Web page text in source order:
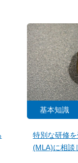
基本知識
特別な研修
(MLA)に相談